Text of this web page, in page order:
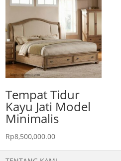
Tempat Tidur
Kayu Jati Model
Minimalis
Rp8,500,000.00